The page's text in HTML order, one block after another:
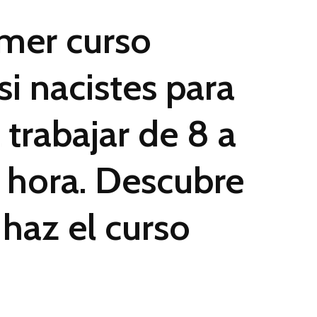
curso
nacistes para
de 8 a
Descubre
el curso